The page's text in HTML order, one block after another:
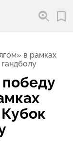
в рамках